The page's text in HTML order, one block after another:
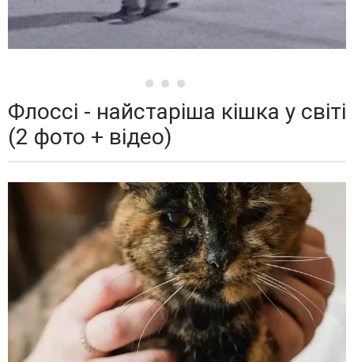
Флоссі - найстаріша кішка у світі
(2 фото + відео)